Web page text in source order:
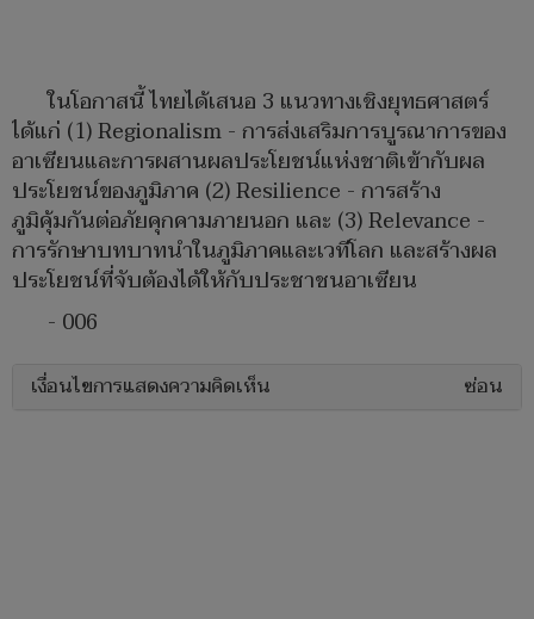
ในโอกาสนี้ ไทยได้เสนอ 3 แนวทางเชิงยุทธศาสตร์
ได้แก่ (1) Regionalism - การส่งเสริมการบูรณาการของ
อาเซียนและการผสานผลประโยชน์แห่งชาติเข้ากับผล
ประโยชน์ของภูมิภาค (2) Resilience - การสร้าง
ภูมิคุ้มกันต่อภัยคุกคามภายนอก และ (3) Relevance -
การรักษาบทบาทนำในภูมิภาคและเวทีโลก และสร้างผล
ประโยชน์ที่จับต้องได้ให้กับประชาชนอาเซียน
- 006
เงื่อนไขการแสดงความคิดเห็น ซ่อน